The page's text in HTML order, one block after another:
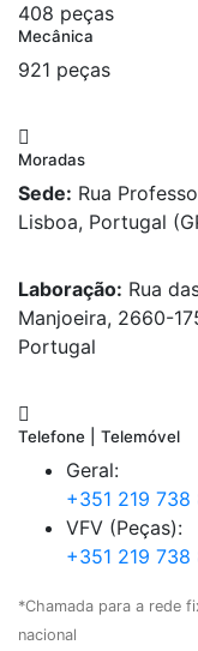
408 peças
Mecânica
921 peças
Moradas
Sede: Rua
Lisboa, Portugal
Laboração: Rua
Manjoeira, 2660-
Portugal
Telefone | Telemóvel
Geral:
+351 219
VFV (Peças):
+351 219
*Chamada para a rede
nacional